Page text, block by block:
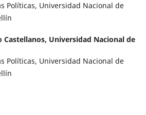
Políticas, Universidad Nacional de
Castellanos, Universidad Nacional de
Políticas, Universidad Nacional de